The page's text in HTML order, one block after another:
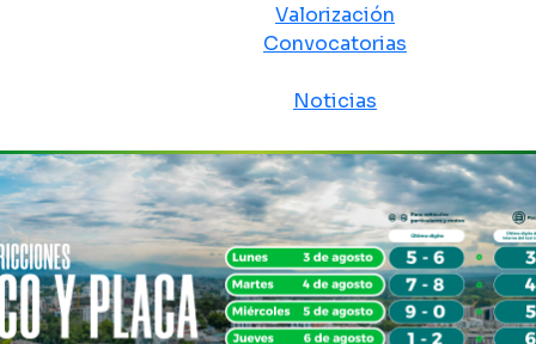
Valorización
Convocatorias
Noticias